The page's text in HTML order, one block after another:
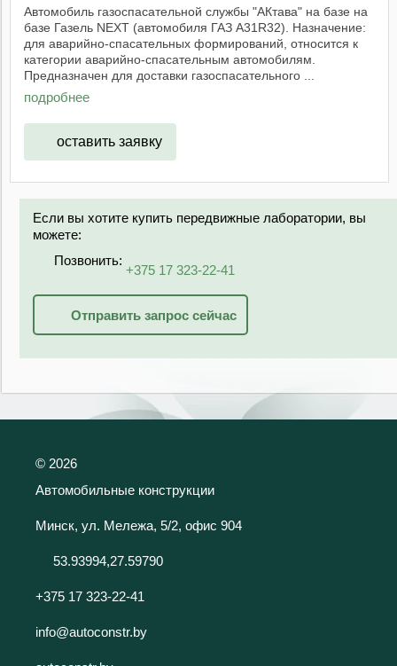
Автомобиль газоспасательной службы "АКтава" на базе на
базе Газель NEXT (автомобиля ГАЗ А31R32). Назначение:
для аварийно-спасательных формирований, относится к
категории аварийно-спасательным автомобилям.
Предназначен для доставки газоспасательного ...
подробнее
оставить заявку
Если вы хотите купить передвижные лаборатории, вы
можете:
Позвонить:
+375 17 323-22-41
Отправить запрос сейчас
© 2026
Автомобильные конструкции
Минск, ул. Мележа, 5/2, офис 904
53.93994,27.59790
+375 17 323-22-41
info@autoconstr.by